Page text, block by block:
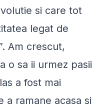
si care tot
legat de
Am crescut,
o sa ii urmez pasii
a fost mai
a ramane acasa si